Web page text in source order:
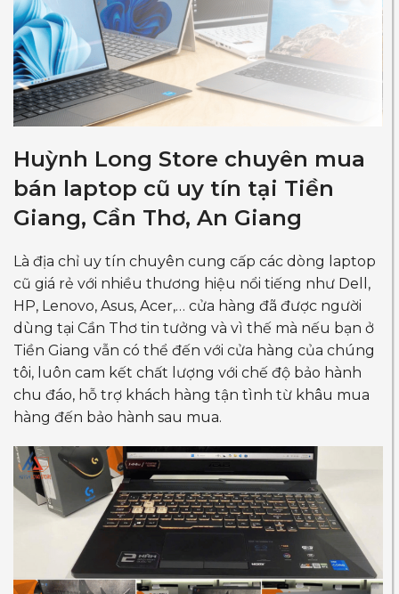
Huỳnh Long Store chuyên mua
bán laptop cũ uy tín tại Tiền
Giang, Cần Thơ, An Giang
Là địa chỉ uy tín chuyên cung cấp các dòng laptop
cũ giá rẻ với nhiều thương hiệu nổi tiếng như Dell,
HP, Lenovo, Asus, Acer,… cửa hàng đã được người
dùng tại Cần Thơ tin tưởng và vì thế mà nếu bạn ở
Tiền Giang vẫn có thể đến với cửa hàng của chúng
tôi, luôn cam kết chất lượng với chế độ bảo hành
chu đáo, hỗ trợ khách hàng tận tình từ khâu mua
hàng đến bảo hành sau mua.